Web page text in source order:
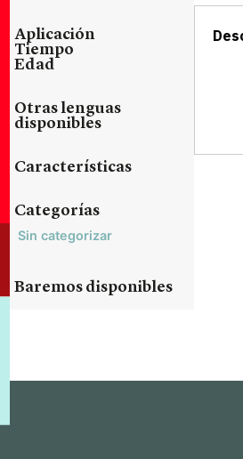
Aplicación
Tiempo
Edad
Otras lenguas
disponibles
Características
Categorías
Sin categorizar
Baremos disponibles